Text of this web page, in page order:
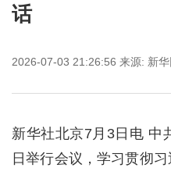
话
2026-07-03 21:26:56 来源: 新华
新华社北京7月3日电 中
日举行会议，学习贯彻